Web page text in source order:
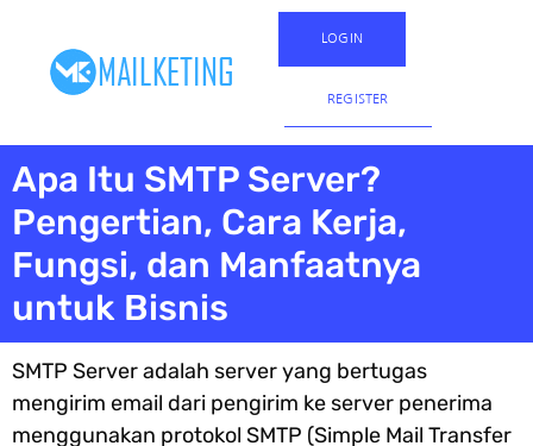
LOGIN
REGISTER
Apa Itu SMTP Server?
Pengertian, Cara Kerja,
Fungsi, dan Manfaatnya
untuk Bisnis
SMTP Server adalah server yang bertugas
mengirim email dari pengirim ke server penerima
menggunakan protokol SMTP (Simple Mail Transfer